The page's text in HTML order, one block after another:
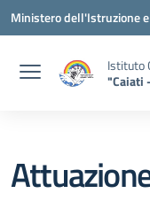
Vai ai contenuti
Vai al menu di navigazione
Vai al footer
Ministero dell'Istruzione
Istituto
"Caiati